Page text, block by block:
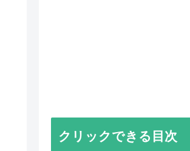
クリックできる目次